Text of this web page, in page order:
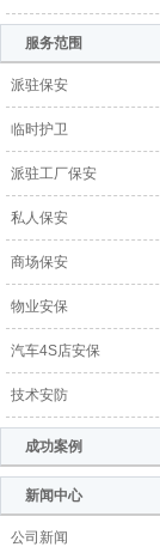
服务范围
派驻保安
临时护卫
派驻工厂保安
私人保安
商场保安
物业安保
汽车4S店安保
技术安防
成功案例
新闻中心
公司新闻